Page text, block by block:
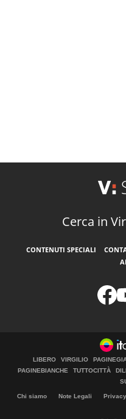
Cerca in
CONTENUTI SPECIALI
LIBERO VIRGILIO
PAGINEBIANCHE
TUTTOCITTÀ
Chi siamo Note Legali Privacy